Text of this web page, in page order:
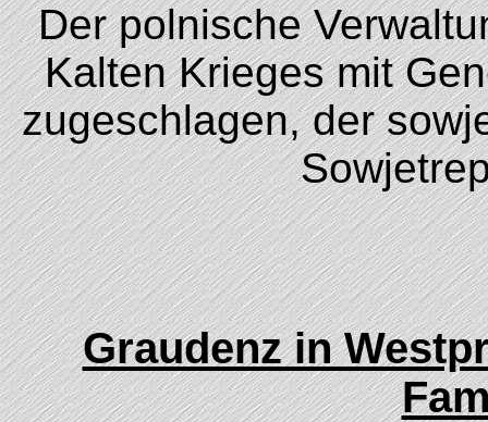
Der polnische
Kalten Krieges mit
zugeschlagen, der
Graudenz in